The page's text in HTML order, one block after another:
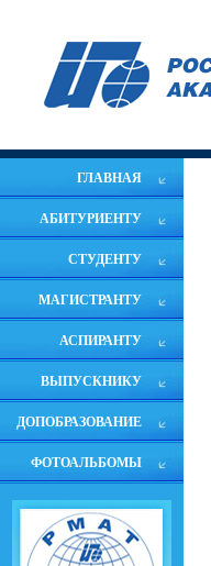
ГЛАВНАЯ
АБИТУРИЕНТУ
СТУДЕНТУ
МАГИСТРАНТУ
АСПИРАНТУ
ВЫПУСКНИКУ
ДОПОБРАЗОВАНИЕ
ФОТОАЛЬБОМЫ